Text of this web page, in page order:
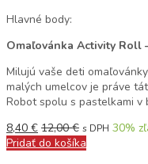
Hlavné body:
Omaľovánka Activity Roll
Milujú vaše deti
malých umelcov je práve
Robot spolu s pastelkami v
8,40 € 12,00€ s DPH 30%
Pridať do košíka